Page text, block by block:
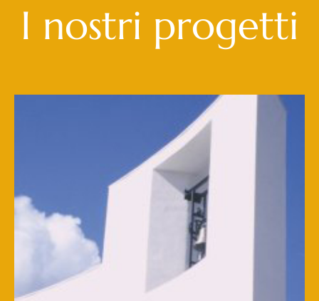
I nostri progetti